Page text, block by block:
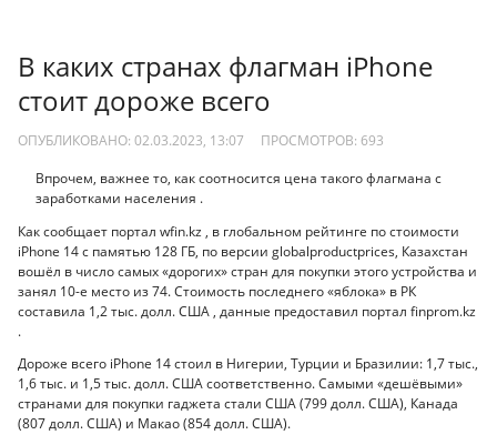
В каких странах флагман iPhone
стоит дороже всего
ОПУБЛИКОВАНО: 02.03.2023, 13:07 ПРОСМОТРОВ: 693
Впрочем, важнее то, как соотносится цена такого флагмана с
заработками населения .
Как сообщает портал wfin.kz , в глобальном рейтинге по стоимости
iPhone 14 с памятью 128 ГБ, по версии globalproductprices, Казахстан
вошёл в число самых «дорогих» стран для покупки этого устройства и
занял 10-е место из 74. Стоимость последнего «яблока» в РК
составила 1,2 тыс. долл. США , данные предоставил портал finprom.kz
.
Дороже всего iPhone 14 стоил в Нигерии, Турции и Бразилии: 1,7 тыс.,
1,6 тыс. и 1,5 тыс. долл. США соответственно. Самыми «дешёвыми»
странами для покупки гаджета стали США (799 долл. США), Канада
(807 долл. США) и Макао (854 долл. США).